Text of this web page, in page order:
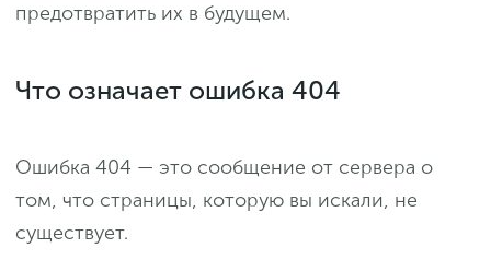
предотвратить их в будущем.
Что означает ошибка 404
Ошибка 404 — это сообщение от сервера о
том, что страницы, которую вы искали, не
существует.